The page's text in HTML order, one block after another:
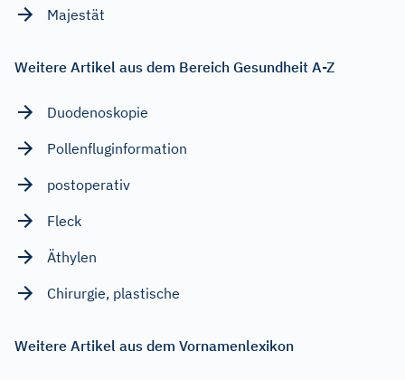
Majestät
Weitere Artikel aus dem Bereich Gesundheit A-Z
Duodenoskopie
Pollenfluginformation
postoperativ
Fleck
Äthylen
Chirurgie, plastische
Weitere Artikel aus dem Vornamenlexikon